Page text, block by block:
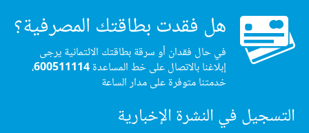
هل فقدت بطاقتك المصرفية؟
في حال فقدان أو سرقة بطاقتك الائتمانية يرجى
إبلاغنا بالاتصال على خط المساعدة600511114،
خدمتنا متوفرة على مدار الساعة
التسجيل في النشرة الإخبارية